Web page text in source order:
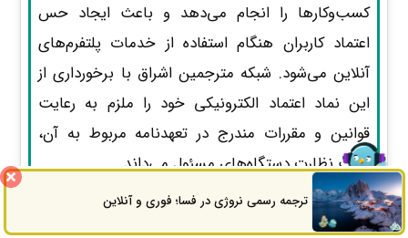
کسب‌وکارها را انجام می‌دهد و باعث ایجاد حس
اعتماد کاربران هنگام استفاده از خدمات پلتفرم‌های
آنلاین می‌شود. شبکه مترجمین اشراق با برخورداری از
این نماد اعتماد الکترونیکی خود را ملزم به رعایت
قوانین و مقررات مندرج در تعهدنامه مربوط به آن،
تحت نظارت دستگاه‌های مسئول می‌داند.
محرمانگی اطلاعات
ترجمه رسمی نروژی در فسا؛ فوری و آنلاینراه های ارتباطی